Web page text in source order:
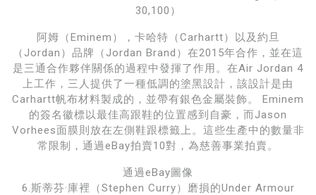
30,100）
阿姆（Eminem），卡哈特（Carhartt）以及約旦
（Jordan）品牌（Jordan Brand）在2015年合作，並在這
是三通合作夥伴關係的過程中發揮了作用。在Air Jordan 4
上工作，三人提供了一種低調的塗黑設計，該設計是由
Carhartt帆布材料製成的，並帶有銀色金屬裝飾。 Eminem
的簽名徽標以最佳高跟鞋的位置感到自豪，而Jason
Vorhees面膜則放在左側鞋跟標籤上。這些生產中的數量非
常限制，通過eBay拍賣10對，為慈善事業拍賣。
通過eBay圖像
6.斯蒂芬·庫裡（Stephen Curry）磨損的Under Armour